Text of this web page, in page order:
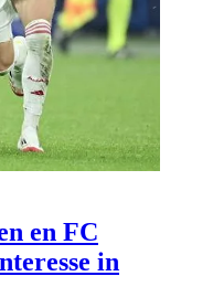
en FC
in